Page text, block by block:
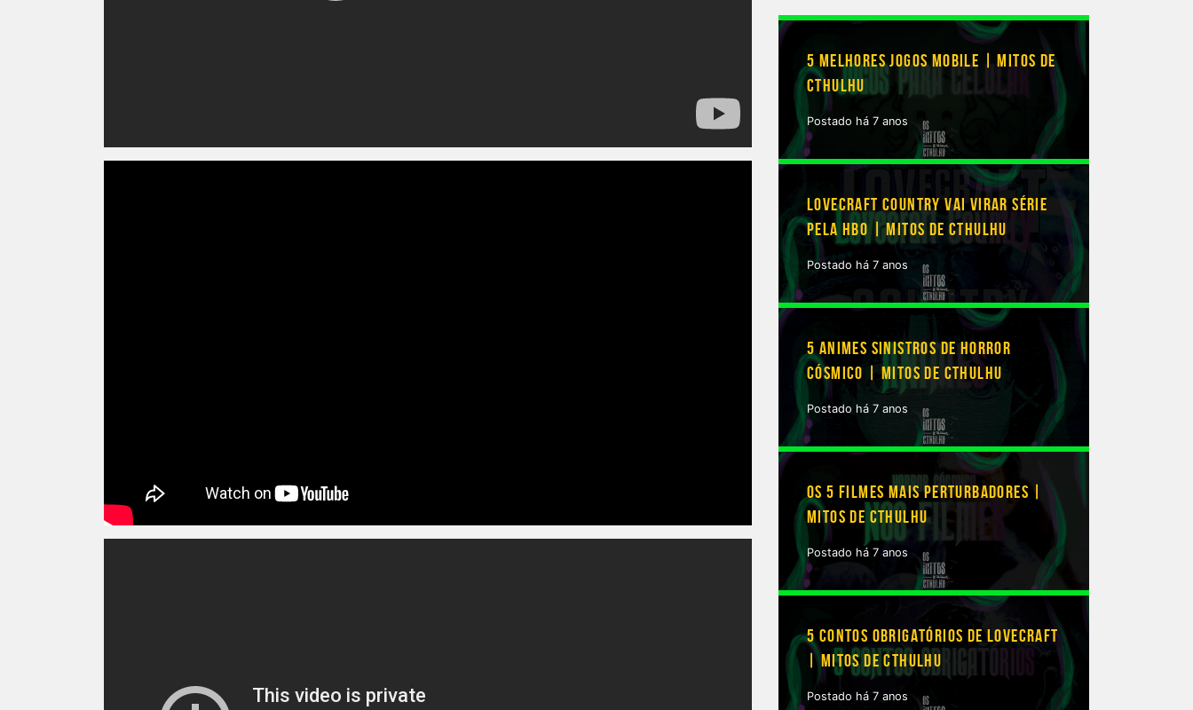
5 MELHORES JOGOS MOBILE | MITOS DE
CTHULHU
Postado há 7 anos
LOVECRAFT COUNTRY VAI VIRAR SÉRIE
PELA HBO | MITOS DE CTHULHU
Postado há 7 anos
5 ANIMES SINISTROS DE HORROR
CÓSMICO | MITOS DE CTHULHU
Postado há 7 anos
OS 5 FILMES MAIS PERTURBADORES |
MITOS DE CTHULHU
Postado há 7 anos
5 CONTOS OBRIGATÓRIOS DE LOVECRAFT
| MITOS DE CTHULHU
Postado há 7 anos